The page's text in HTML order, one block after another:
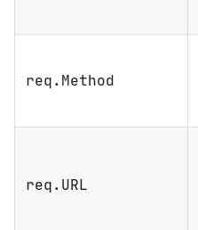
req.Method
req.URL